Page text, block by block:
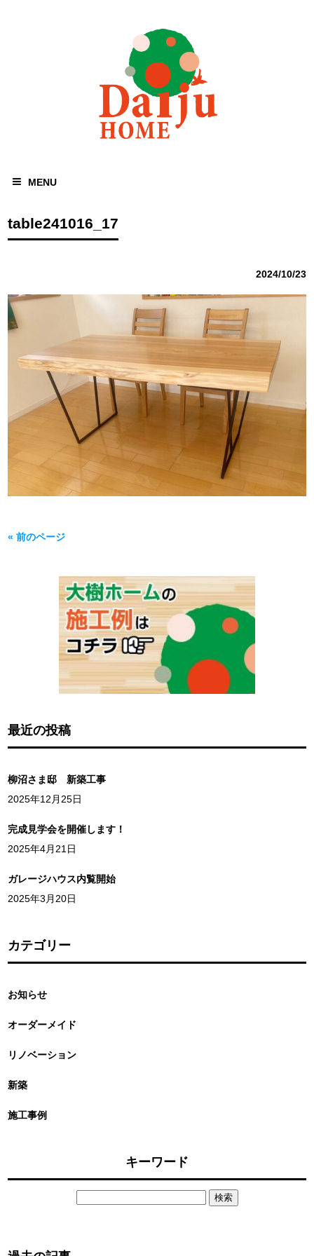
MENU
table241016_17
2024/10/23
« 前のページ
最近の投稿
柳沼さま邸 新築工事
2025年12月25日
完成見学会を開催します！
2025年4月21日
ガレージハウス内覧開始
2025年3月20日
カテゴリー
お知らせ
オーダーメイド
リノベーション
新築
施工事例
キーワード